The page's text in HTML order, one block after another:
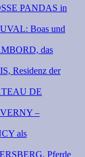
PANDAS in
Boas und
das
Residenz der
DE
–
als
Pferde